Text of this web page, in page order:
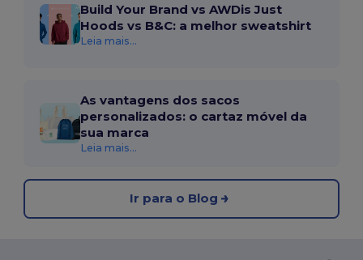
Build Your Brand vs AWDis Just
Hoods vs B&C: a melhor sweatshirt
Leia mais...
As vantagens dos sacos
personalizados: o cartaz móvel da
sua marca
Leia mais...
Ir para o Blog